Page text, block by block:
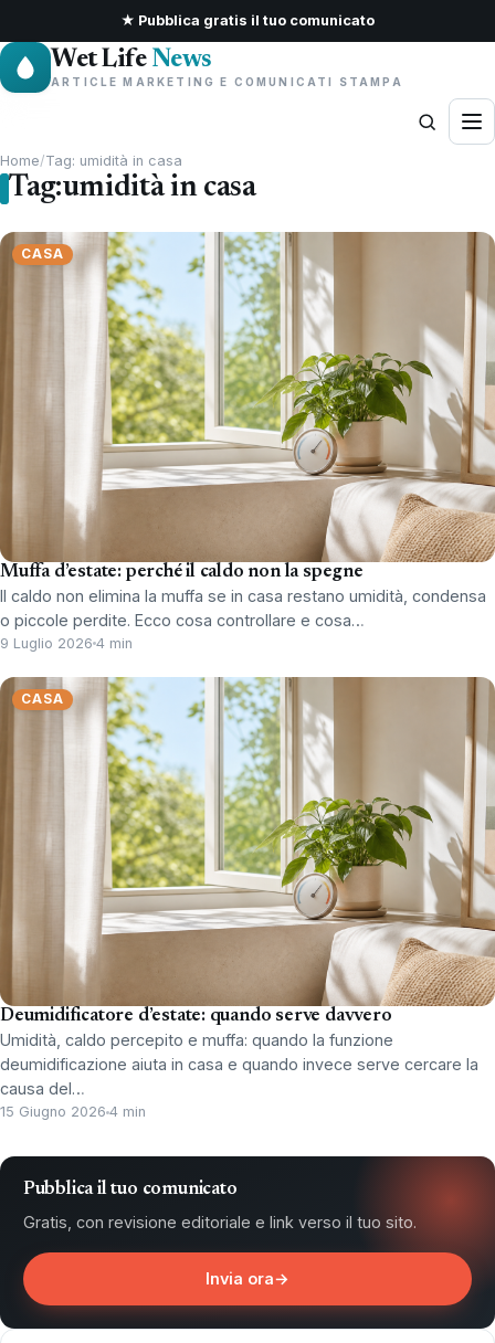
★ Pubblica gratis il tuo comunicato
Wet Life News
ARTICLE MARKETING E COMUNICATI STAMPA
Home/Tag: umidità in casa
Tag:umidità in casa
CASA
Muffa d’estate: perché il caldo non la spegne
Il caldo non elimina la muffa se in casa restano umidità, condensa
o piccole perdite. Ecco cosa controllare e cosa…
9 Luglio 2026 4 min
CASA
Deumidificatore d’estate: quando serve davvero
Umidità, caldo percepito e muffa: quando la funzione
deumidificazione aiuta in casa e quando invece serve cercare la
causa del…
15 Giugno 2026 4 min
Pubblica il tuo comunicato
Gratis, con revisione editoriale e link verso il tuo sito.
Invia ora→